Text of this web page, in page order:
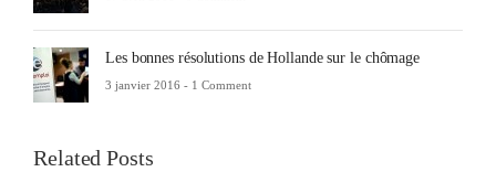
Les bonnes résolutions de Hollande sur le chômage
3 janvier 2016 - 1 Comment
Related Posts